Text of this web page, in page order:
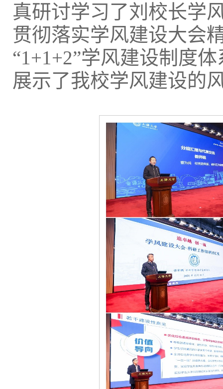
真研讨学习了刘校长学
贯彻落实学风建设大会
“1+1+2”学风建设制度
展示了我校学风建设的